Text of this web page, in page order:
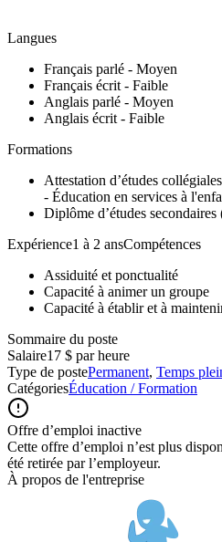
Langues
Français parlé - Moyen
Français écrit - Faible
Anglais parlé - Moyen
Anglais écrit - Faible
Formations
Attestation d’études
- Éducation en services à
Diplôme d’études
Expérience1 à 2 ansCompétences
Assiduité et ponctualité
Capacité à animer un groupe
Capacité à établir et à
Sommaire du poste
Salaire17 $ par heure
Type de postePermanent, Temps
CatégoriesÉducation / Formation
Offre d’emploi inactive
Cette offre d’emploi n’est plus
été retirée par l’employeur.
À propos de l'entreprise